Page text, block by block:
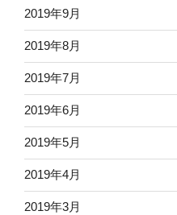
2019年9月
2019年8月
2019年7月
2019年6月
2019年5月
2019年4月
2019年3月